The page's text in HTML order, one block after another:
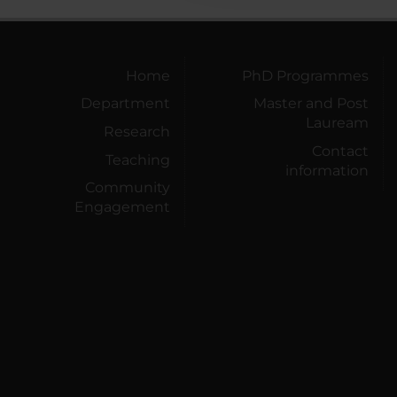
Home
Department
Research
Teaching
Community
Engagement
PhD Programmes
Master and Post
Lauream
Contact
information